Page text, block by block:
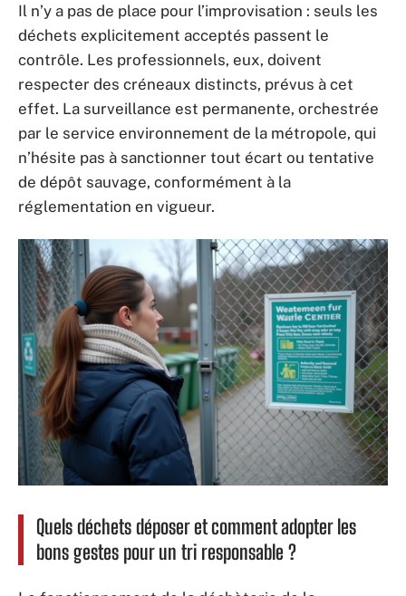
Il n’y a pas de place pour l’improvisation : seuls les
déchets explicitement acceptés passent le
contrôle. Les professionnels, eux, doivent
respecter des créneaux distincts, prévus à cet
effet. La surveillance est permanente, orchestrée
par le service environnement de la métropole, qui
n’hésite pas à sanctionner tout écart ou tentative
de dépôt sauvage, conformément à la
réglementation en vigueur.
Quels déchets déposer et comment adopter les
bons gestes pour un tri responsable ?